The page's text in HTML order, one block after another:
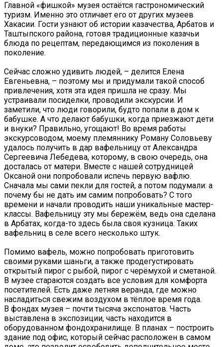
Главной «фишкой» музея остаётся гастрономический
туризм. Именно это отличает его от других музеев
Хакасии. Гости узнают об истории казачества, Арбатов и
Таштыпского района, готовя традиционные казачьи
блюда по рецептам, передающимся из поколения в
поколение.
Сейчас сложно удивить людей, – делится Елена
Евгеньевна, – поэтому мы и придумали такой способ
привлечения, хотя эта идея пришла не сразу. Мы
устраивали посиделки, проводили экскурсии. И
заметили, что люди говорили, будто попали в дом к
бабушке. А что делают бабушки, когда приезжают дети
и внуки? Правильно, угощают! Во время работы
экскурсоводом, моему племяннику Роману Соловьеву
удалось получить в дар вафельницу от Александра
Сергеевича Лебедева, которому, в свою очередь, она
досталась от матери. Вместе с нашей сотрудницей
Оксаной они попробовали испечь первую вафлю.
Сначала мы сами пекли для гостей, а потом подумали: а
почему бы не дать им самим попробовать? С того
времени и начали проводить наши уникальные мастер-
классы. Вафельницу эту мы бережём, ведь она сделана
в Арбатах, когда-то здесь была своя кузница. Таких
вафельниц в селе всего несколько штук.
Помимо вафель, можно попробовать приготовить
своими руками шаньги, а также продегустировать
открытый пирог с рыбой, пирог с черёмухой и сметаной.
В музее стараются создать все условия для комфорта
посетителей. Есть даже летняя веранда, где можно
насладиться свежим воздухом в тёплое время года.
В фондах музея – почти тысяча экспонатов. Часть
выставлена в экспозиции, часть находится в
оборудованном фондохранилище. В планах – построить
здание под офис, который сейчас расположен в самом